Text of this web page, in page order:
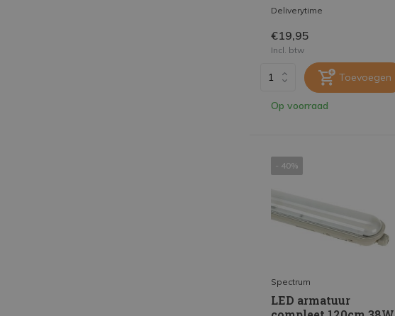
Deliverytime
€19,95
Incl. btw
Toevoegen
Op voorraad
- 40%
Spectrum
LED armatuur